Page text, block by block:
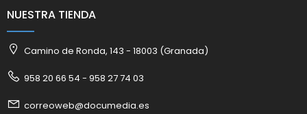
NUESTRA TIENDA
Camino de Ronda, 143 - 18003 (Granada)
958 20 66 54 - 958 27 74 03
correoweb@documedia.es